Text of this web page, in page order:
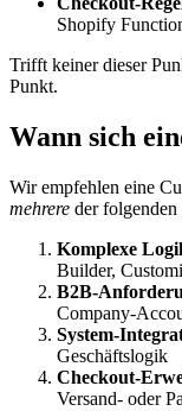
Shopify
Trifft keiner dieser
Punkt.
Wann sich
Wir empfehlen eine
mehrere der
Komplexe
Builder,
B2B-
Company-
System-
Geschäftslogik
Checkout-
Versand- oder